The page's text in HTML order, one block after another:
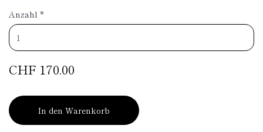
Anzahl *
CHF 170.00
In den Warenkorb